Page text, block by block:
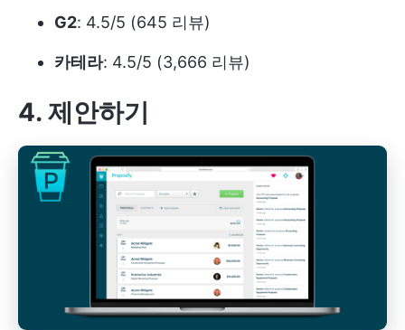
G2: 4.5/5 (645 리뷰)
카테라: 4.5/5 (3,666 리뷰)
4. 제안하기